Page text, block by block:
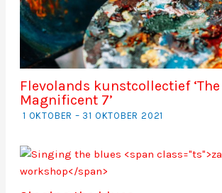
Flevolands kunstcollectief ‘The
Magnificent 7’
1 OKTOBER – 31 OKTOBER 2021